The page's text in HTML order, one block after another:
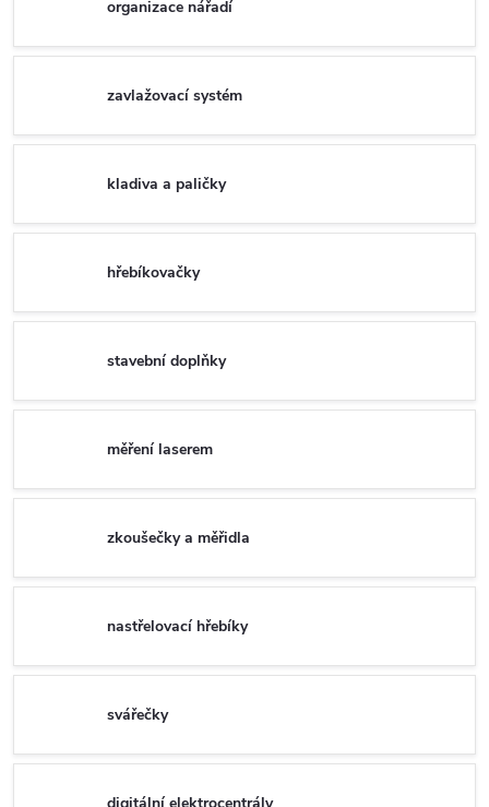
organizace nářadí
zavlažovací systém
kladiva a paličky
hřebíkovačky
stavební doplňky
měření laserem
zkoušečky a měřidla
nastřelovací hřebíky
svářečky
digitální elektrocentrály